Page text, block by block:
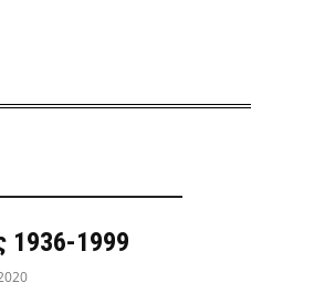
1936-1999